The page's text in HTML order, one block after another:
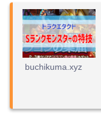
buchikuma.xyz